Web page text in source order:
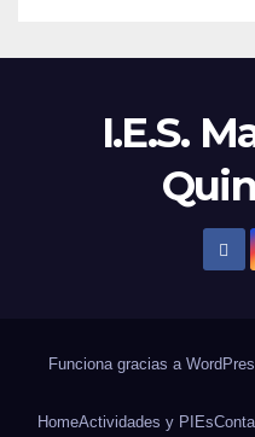
I.E.S.
Funciona gracias a
HomeActividades y PIEs